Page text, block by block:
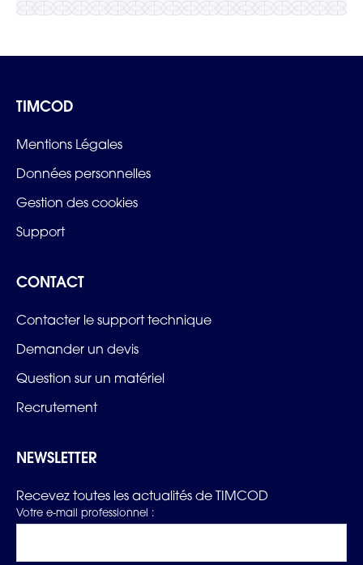
TIMCOD
Mentions Légales
Données personnelles
Gestion des cookies
Support
CONTACT
Contacter le support technique
Demander un devis
Question sur un matériel
Recrutement
NEWSLETTER
Recevez toutes les actualités de TIMCOD
Votre e-mail professionnel :